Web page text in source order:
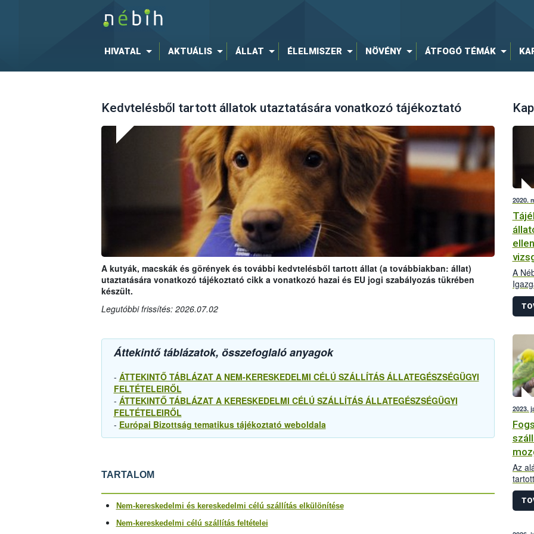
HIVATAL AKTUÁLIS ÁLLAT ÉLELMISZER NÖVÉNY ÁTFOGÓ TÉMÁK
Kedvtelésből tartott állatok utaztatására vonatkozó tájékoztató
A kutyák, macskák és görények és további kedvtelésből tartott állat (a továbbiakban: állat)
utaztatására vonatkozó tájékoztató cikk a vonatkozó hazai és EU jogi szabályozás tükrében
készült.
Legutóbbi frissítés: 2026.07.02
Áttekintő táblázatok, összefoglaló anyagok
- ÁTTEKINTŐ TÁBLÁZAT A NEM-KERESKEDELMI CÉLÚ SZÁLLÍTÁS ÁLLATEGÉSZSÉGÜGYI
FELTÉTELEIRŐL
- ÁTTEKINTŐ TÁBLÁZAT A KERESKEDELMI CÉLÚ SZÁLLÍTÁS ÁLLATEGÉSZSÉGÜGYI
FELTÉTELEIRŐL
- Európai Bizottság tematikus tájékoztató weboldala
TARTALOM
Nem-kereskedelmi és kereskedelmi célú szállítás elkülönítése
Nem-kereskedelmi célú szállítás feltételei
2020.
A
2023.
Az